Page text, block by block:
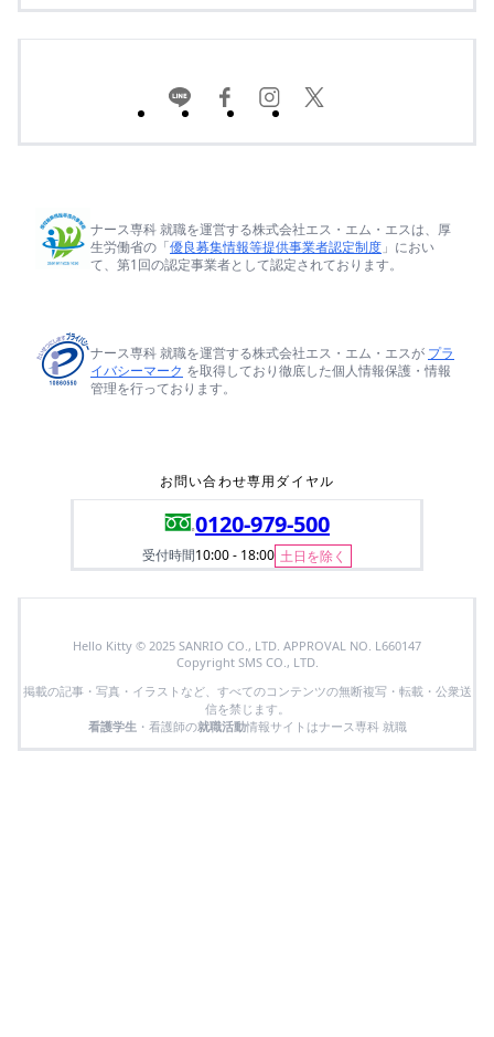
ナース専科 就職を運営する株式会社エス・エム・エスは、厚
生労働省の「優良募集情報等提供事業者認定制度 」におい
て、第1回の認定事業者として認定されております。
ナース専科 就職を運営する株式会社エス・エム・エスが プラ
イバシーマーク を取得しており徹底した個人情報保護・情報
管理を行っております。
お問い合わせ専用ダイヤル
0120-979-500
受付時間10:00 - 18:00 土日を除く
Hello Kitty © 2025 SANRIO CO., LTD. APPROVAL NO. L660147
Copyright SMS CO., LTD.
掲載の記事・写真・イラストなど、すべてのコンテンツの無断複写・転載・公衆送
信を禁じます。
看護学生 ・看護師の就職活動情報サイトはナース専科 就職